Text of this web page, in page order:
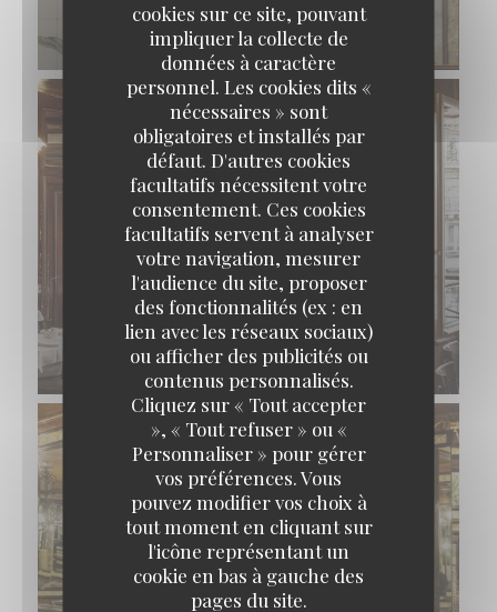
cookies sur ce site, pouvant
impliquer la collecte de
données à caractère
personnel. Les cookies dits «
nécessaires » sont
obligatoires et installés par
défaut. D'autres cookies
facultatifs nécessitent votre
consentement. Ces cookies
facultatifs servent à analyser
votre navigation, mesurer
l'audience du site, proposer
des fonctionnalités (ex : en
lien avec les réseaux sociaux)
ou afficher des publicités ou
contenus personnalisés.
Cliquez sur « Tout accepter
», « Tout refuser » ou «
Personnaliser » pour gérer
vos préférences. Vous
pouvez modifier vos choix à
tout moment en cliquant sur
l'icône représentant un
cookie en bas à gauche des
pages du site.